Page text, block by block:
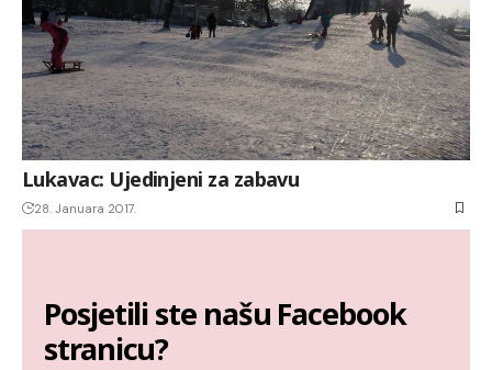
Lukavac: Ujedinjeni za zabavu
28. Januara 2017.
Posjetili ste našu Facebook
stranicu?